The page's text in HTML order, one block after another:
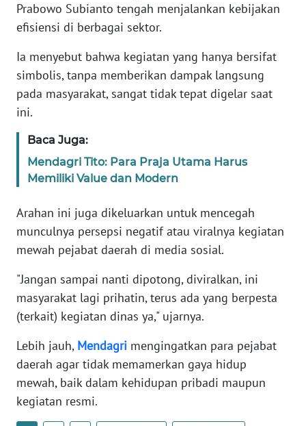
Prabowo Subianto tengah menjalankan kebijakan
efisiensi di berbagai sektor.
Ia menyebut bahwa kegiatan yang hanya bersifat
simbolis, tanpa memberikan dampak langsung
pada masyarakat, sangat tidak tepat digelar saat
ini.
Baca Juga:
Mendagri Tito: Para Praja Utama Harus
Memiliki Value dan Modern
Arahan ini juga dikeluarkan untuk mencegah
munculnya persepsi negatif atau viralnya kegiatan
mewah pejabat daerah di media sosial.
"Jangan sampai nanti dipotong, diviralkan, ini
masyarakat lagi prihatin, terus ada yang berpesta
(terkait) kegiatan dinas ya," ujarnya.
Lebih jauh, Mendagri mengingatkan para pejabat
daerah agar tidak memamerkan gaya hidup
mewah, baik dalam kehidupan pribadi maupun
kegiatan resmi.
News
WN
SUMUT
JAKARTA
WN
WN
BANTEN
WN
NTT
KEPRI
WN
PAPUA